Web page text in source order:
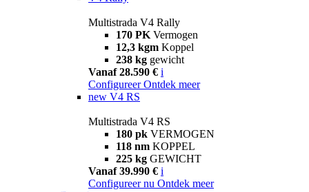
Multistrada V4 Rally
170 PK Vermogen
12,3 kgm Koppel
238 kg gewicht
Vanaf 28.590 € i
Configureer Ontdek meer
new V4 RS
Multistrada V4 RS
180 pk VERMOGEN
118 nm KOPPEL
225 kg GEWICHT
Vanaf 39.990 € i
Configureer nu Ontdek meer